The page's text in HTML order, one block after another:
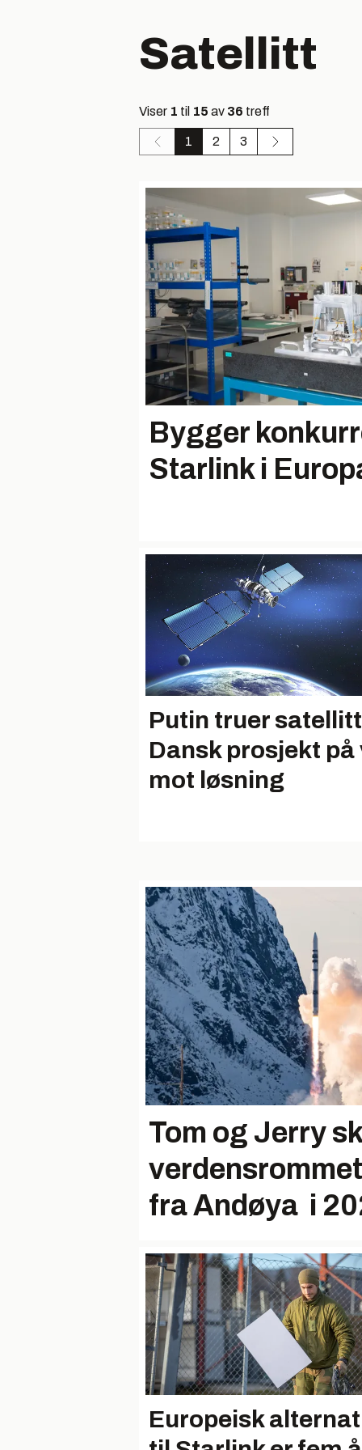
Satellitt
Viser 1 til 15 av 36 treff
1 2 3
Bygger
Starlink i
Putin truer
Dansk prosjekt på
mot løsning
Tom og Jerry
fra Andøya i
Europeisk